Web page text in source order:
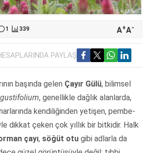
1 339 A+A-
PAYLAŞ
başında gelen Çayır Gülü, bilimsel
, genellikle dağlık alanlarda,
kendiliğinden yetişen, pembe-
dikkat çeken çok yıllık bir bitkidir. Halk
çayı, söğüt otu gibi adlarla da